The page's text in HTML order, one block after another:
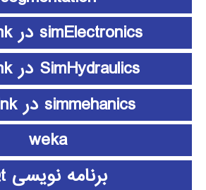
simElectronics در Simulink
SimHydraulics در simulink
simmehanics در simulink
weka
برنامه نویسی Qt